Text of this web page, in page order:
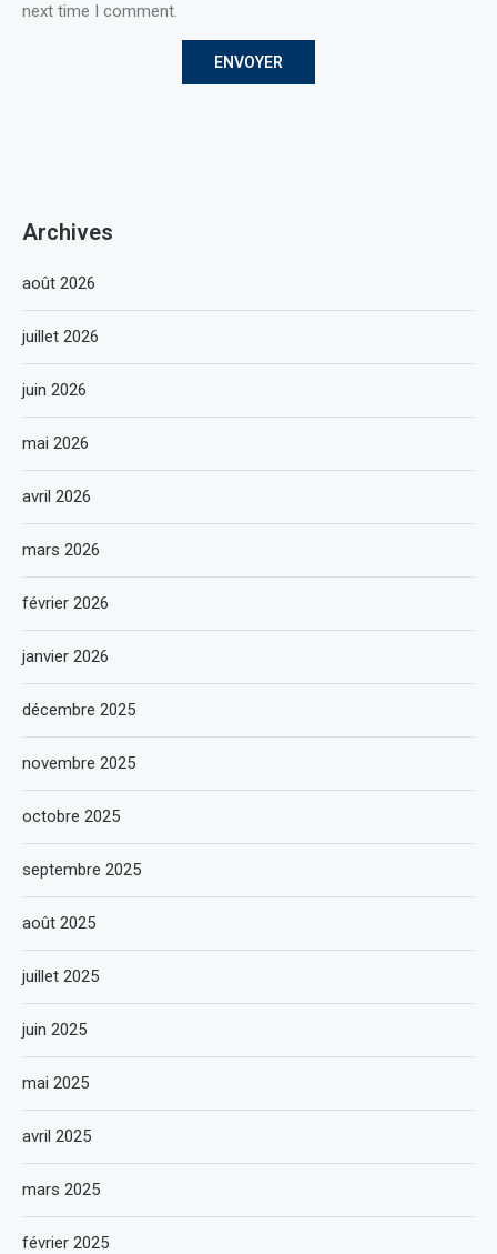
next time I comment.
Archives
août 2026
juillet 2026
juin 2026
mai 2026
avril 2026
mars 2026
février 2026
janvier 2026
décembre 2025
novembre 2025
octobre 2025
septembre 2025
août 2025
juillet 2025
juin 2025
mai 2025
avril 2025
mars 2025
février 2025